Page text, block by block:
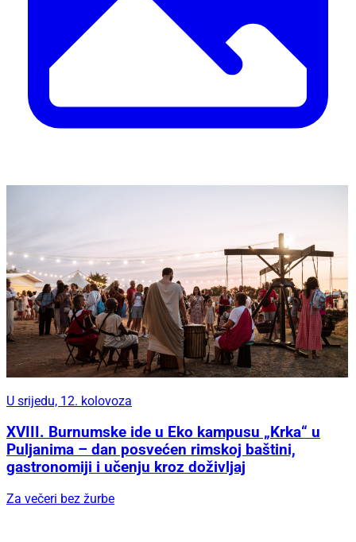
U srijedu, 12. kolovoza
XVIII. Burnumske ide u Eko kampusu „Krka“ u
Puljanima – dan posvećen rimskoj baštini,
gastronomiji i učenju kroz doživljaj
Za večeri bez žurbe